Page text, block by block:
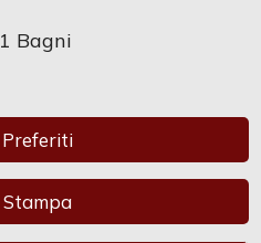
1 Bagni
Preferiti: Cod. CAM 1137
Preferiti
Stampa: Cod. CAM 1137
Stampa